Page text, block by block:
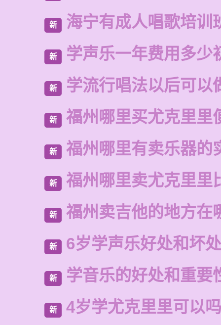
新 海宁有成人唱歌培训
新 学声乐一年费用多少
新 学流行唱法以后可以
新 福州哪里买尤克里里
新 福州哪里有卖乐器的
新 福州哪里卖尤克里里
新 福州卖吉他的地方在
新 6岁学声乐好处和坏处
新 学音乐的好处和重要
新 4岁学尤克里里可以吗